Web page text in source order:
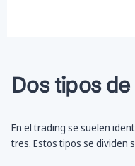
Dos tipos
En el trading se suelen
tres. Estos tipos se dividen